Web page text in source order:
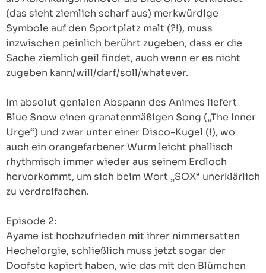
(das sieht ziemlich scharf aus) merkwürdige
Symbole auf den Sportplatz malt (?!), muss
inzwischen peinlich berührt zugeben, dass er die
Sache ziemlich geil findet, auch wenn er es nicht
zugeben kann/will/darf/soll/whatever.
Im absolut genialen Abspann des Animes liefert
Blue Snow einen granatenmäßigen Song („The Inner
Urge“) und zwar unter einer Disco-Kugel (!), wo
auch ein orangefarbener Wurm leicht phallisch
rhythmisch immer wieder aus seinem Erdloch
hervorkommt, um sich beim Wort „SOX“ unerklärlich
zu verdreifachen.
Episode 2:
Ayame ist hochzufrieden mit ihrer nimmersatten
Hechelorgie, schließlich muss jetzt sogar der
Doofste kapiert haben, wie das mit den Blümchen